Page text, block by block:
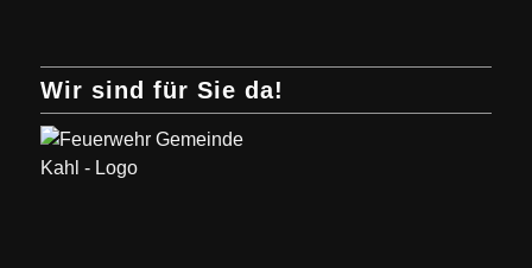
Wir sind für Sie da!